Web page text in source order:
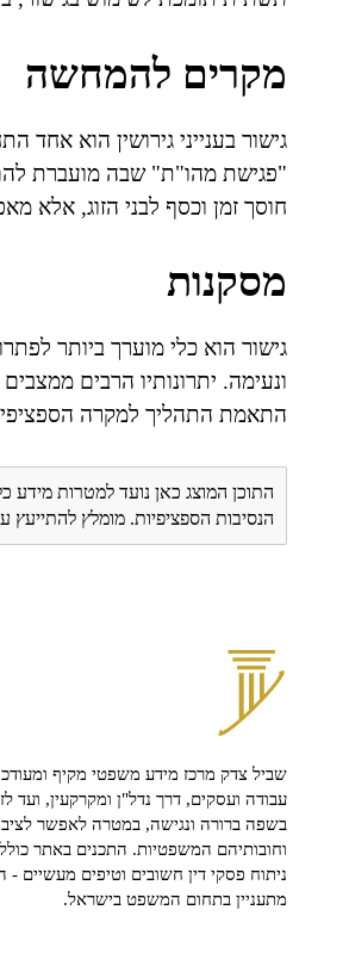
מקרים להמחשה
גישור בענייני גירושין הוא
"פגישת מהו"ת" שבה מועברת
חוסך זמן וכסף לבני הזוג, אלא
מסקנות
גישור הוא כלי מוערך ביותר
ונעימה. יתרונותיו הרבים
התאמת התהליך למקרה הספציפי,
התוכן המוצג כאן נועד למטרות מידע
הנסיבות הספציפיות. מומלץ
שביל צדק מרכז מידע משפטי מקיף
עבודה ועסקים, דרך נדל"ן ומקרקעין, ועד
בשפה ברורה ונגישה, במטרה לאפשר
וחובותיהם המשפטיות. התכנים באתר
ניתוח פסקי דין חשובים וטיפים מעשיים -
מתעניין בתחום המשפט בישראל.